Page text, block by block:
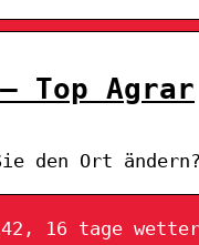
Top Agrar
den Ort
16 tage